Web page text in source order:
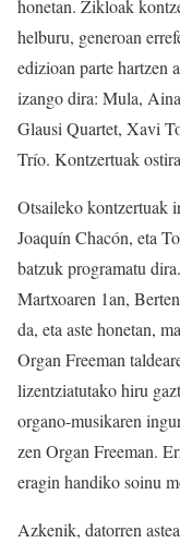
honetan. Zikloak
helburu, generoan
edizioan parte hartzen
izango dira: Mula,
Glausi Quartet, Xavi
Trío. Kontzertuak
Otsaileko kontzertuak
Joaquín Chacón, eta
batzuk programatu dira.
Martxoaren 1an,
da, eta aste honetan,
Organ Freeman
lizentziatutako hiru
organo-musikaren
zen Organ Freeman.
eragin handiko soinu
Azkenik, datorren